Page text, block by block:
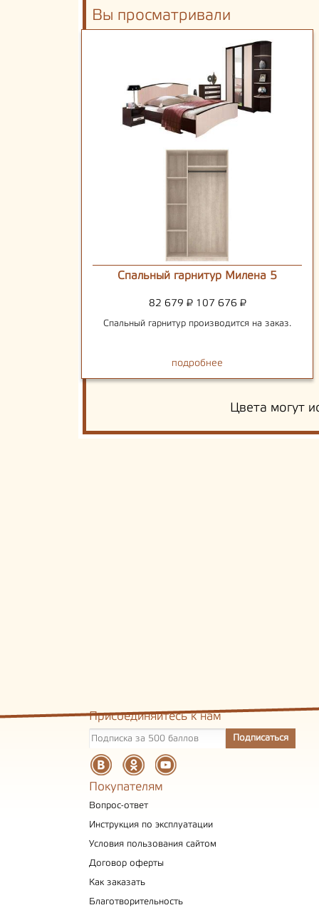
Вы просматривали
Спальный гарнитур Милена 5
82 679 ₽ 107 676 ₽
Спальный гарнитур производится на заказ.
подробнее
Цвета могут
Присоединяйтесь к нам
Покупателям
Вопрос-ответ
Инструкция по эксплуатации
Условия пользования сайтом
Договор оферты
Как заказать
Благотворительность